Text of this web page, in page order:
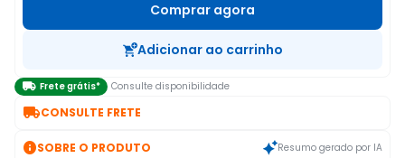
Comprar agora
Adicionar ao carrinho
 Frete grátis* Consulte disponibilidade
CONSULTE FRETE
SOBRE O PRODUTO Resumo gerado por IA